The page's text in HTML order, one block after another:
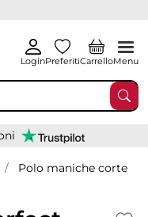
LoginPreferitiCarrelloMenu
Polo maniche corte